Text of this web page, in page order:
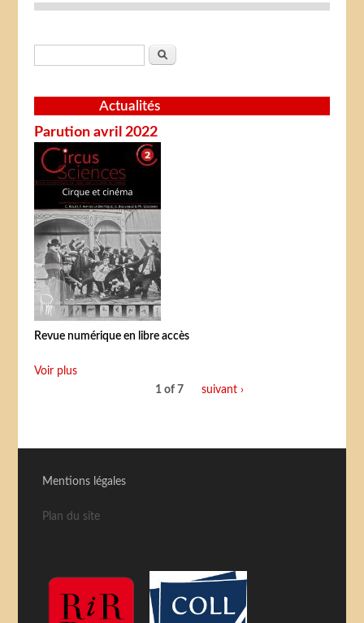
Formulaire de recherche
Rechercher
Actualités
Parution avril 2022
Revue numérique en libre accès
Voir plus
1 of 7
suivant ›
Mentions légales
Plan du site